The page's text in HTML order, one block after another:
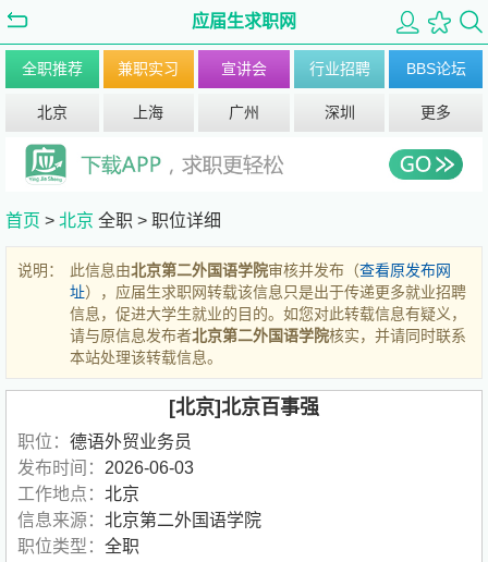
应届生求职网
全职推荐 兼职实习 宣讲会 行业招聘 BBS论坛
北京 上海 广州 深圳 更多
首页 > 北京 全职 > 职位详细
说明： 此信息由北京第二外国语学院审核并发布（查看原发布网
址），应届生求职网转载该信息只是出于传递更多就业招聘
信息，促进大学生就业的目的。如您对此转载信息有疑义，
请与原信息发布者北京第二外国语学院核实，并请同时联系
本站处理该转载信息。
[北京]北京百事强
职位： 德语外贸业务员
发布时间： 2026-06-03
工作地点： 北京
信息来源： 北京第二外国语学院
职位类型： 全职